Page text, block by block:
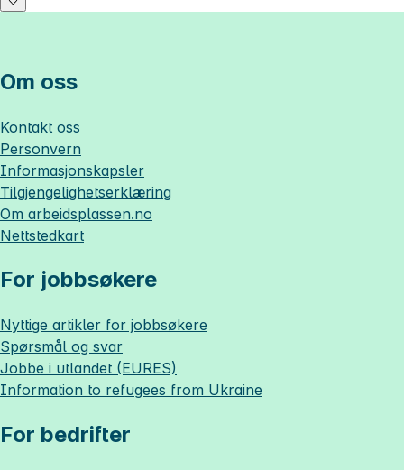
Om oss
Kontakt oss
Personvern
Informasjonskapsler
Tilgjengelighetserklæring
Om arbeidsplassen.no
Nettstedkart
For jobbsøkere
Nyttige artikler for jobbsøkere
Spørsmål og svar
Jobbe i utlandet (EURES)
Information to refugees from Ukraine
For bedrifter